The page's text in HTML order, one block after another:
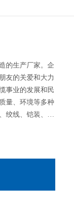
的生产厂家。企
友的关爱和大力
事业的发展和民
量、环境等多种
绞线、铠装、绕
及地区，受到国